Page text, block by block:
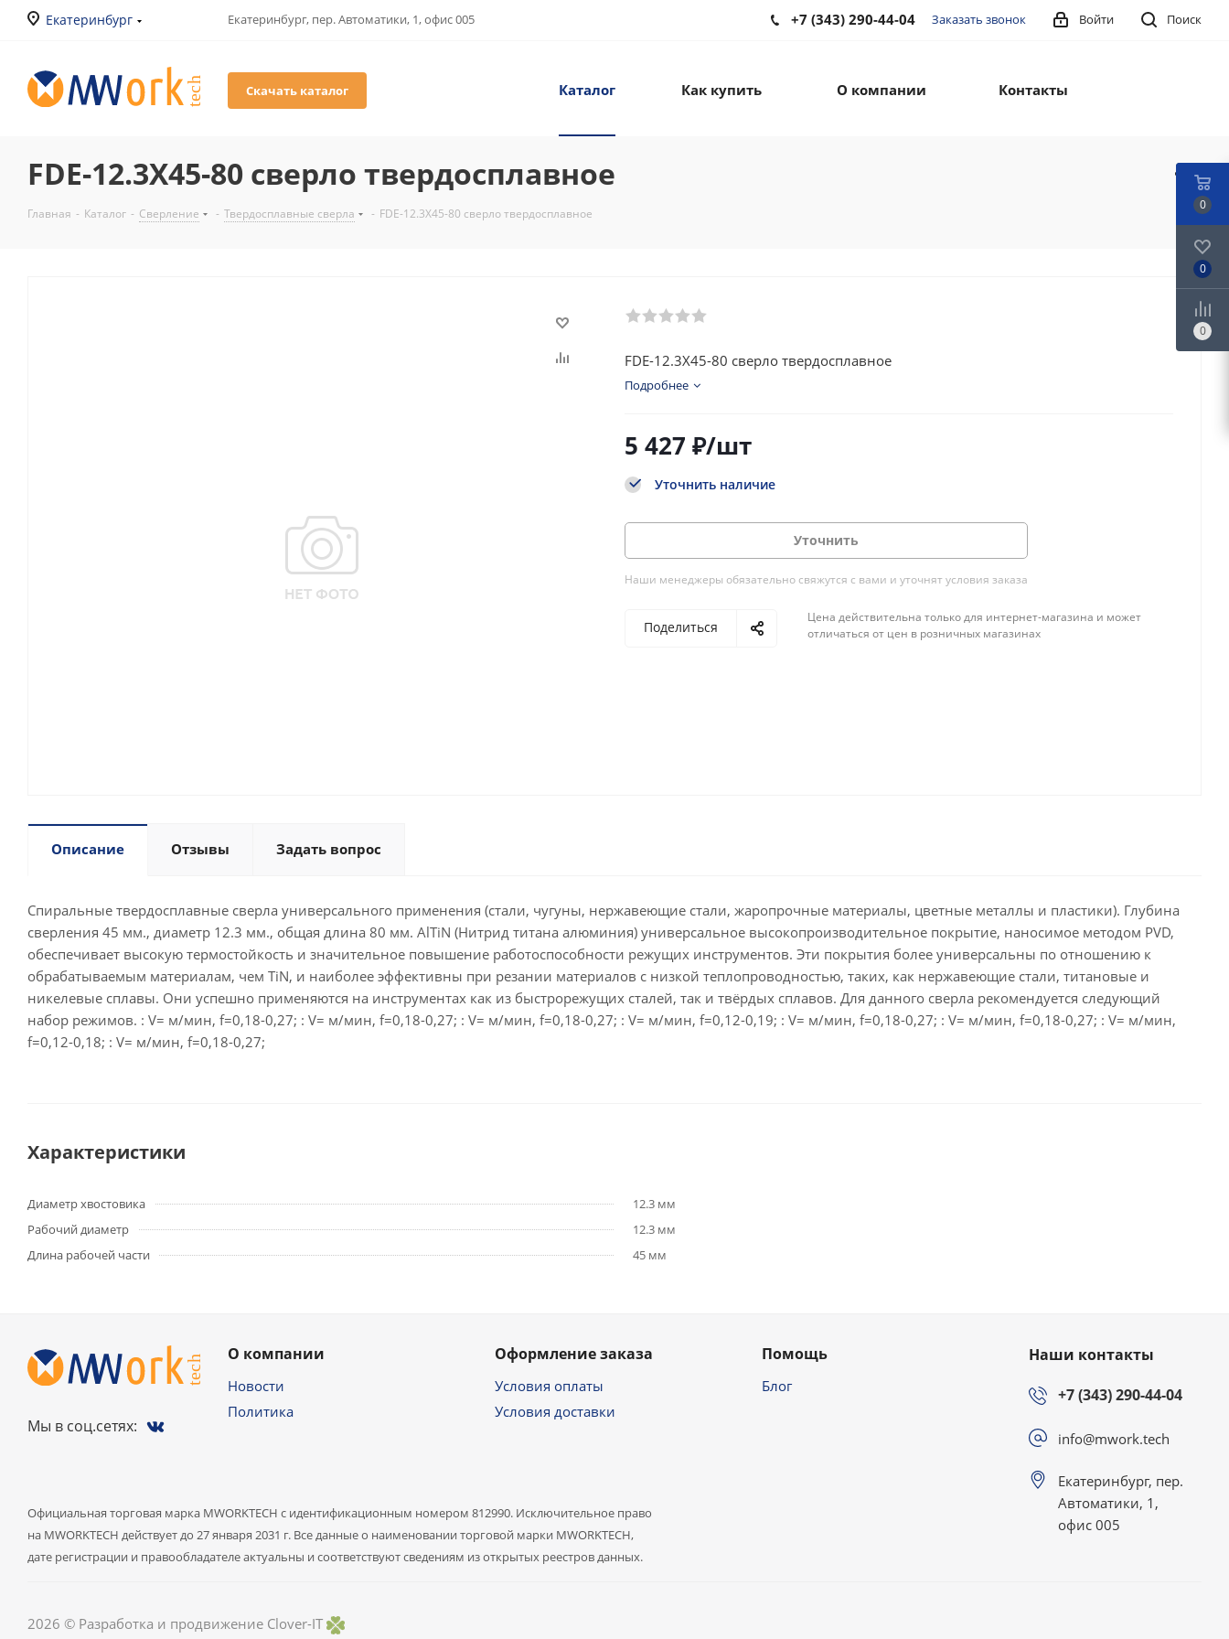
Екатеринбург Екатеринбург, пер. Автоматики, 1, офис 005 Поиск
Войти
+7 (343) 290-44-04 Заказать звонок
Скачать каталог Каталог Как купить О компании Контакты
FDE-12.3X45-80 сверло твердосплавное
Главная - Каталог - Сверление - Твердосплавные сверла - FDE-12.3X45-80 сверло твердосплавное
FDE-12.3X45-80 сверло твердосплавное
Подробнее
5 427 ₽/шт
Уточнить наличие
Уточнить
Наши менеджеры обязательно свяжутся с вами и уточнят условия заказа
Поделиться
Цена действительна только для интернет-магазина и может
отличаться от цен в розничных магазинах
Описание Отзывы Задать вопрос
Спиральные твердосплавные сверла универсального применения (стали, чугуны, нержавеющие стали, жаропрочные материалы, цветные металлы и пластики). Глубина
сверления 45 мм., диаметр 12.3 мм., общая длина 80 мм. AlTiN (Нитрид титана алюминия) универсальное высокопроизводительное покрытие, наносимое методом PVD,
обеспечивает высокую термостойкость и значительное повышение работоспособности режущих инструментов. Эти покрытия более универсальны по отношению к
обрабатываемым материалам, чем TiN, и наиболее эффективны при резании материалов с низкой теплопроводностью, таких, как нержавеющие стали, титановые и
никелевые сплавы. Они успешно применяются на инструментах как из быстрорежущих сталей, так и твёрдых сплавов. Для данного сверла рекомендуется следующий
набор режимов. : V= м/мин, f=0,18-0,27; : V= м/мин, f=0,18-0,27; : V= м/мин, f=0,18-0,27; : V= м/мин, f=0,12-0,19; : V= м/мин, f=0,18-0,27; : V= м/мин, f=0,18-0,27; : V= м/мин,
f=0,12-0,18; : V= м/мин, f=0,18-0,27;
Характеристики
Диаметр хвостовика
12.3 мм
Рабочий диаметр
12.3 мм
Длина рабочей части
45 мм
Мы в соц.сетях:
О компании
Новости
Политика
Оформление заказа
Условия оплаты
Условия доставки
Помощь
Блог
Наши контакты
+7 (343) 290-44-04
info@mwork.tech
Екатеринбург, пер.
Автоматики, 1,
офис 005
Официальная торговая марка MWORKTECH с идентификационным номером 812990. Исключительное право
на MWORKTECH действует до 27 января 2031 г. Все данные о наименовании торговой марки MWORKTECH,
дате регистрации и правообладателе актуальны и соответствуют сведениям из открытых реестров данных.
2026 © Разработка и продвижение Clover-IT
0
0
0